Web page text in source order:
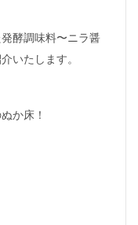
酵調味料〜ニラ醤
いたします。
か床！